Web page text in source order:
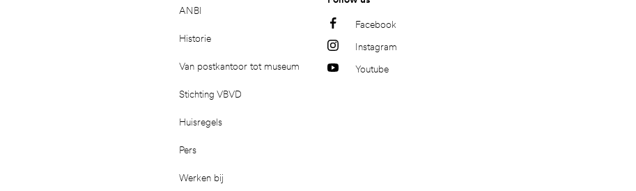
ANBI
Historie
Van postkantoor tot museum
Stichting VBVD
Huisregels
Pers
Werken bij
Facebook
Instagram
Youtube